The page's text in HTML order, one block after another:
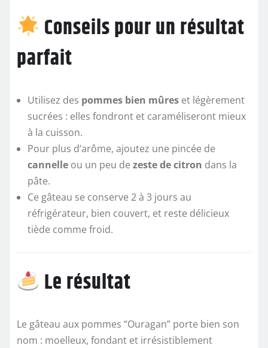
Conseils pour un résultat
parfait
Utilisez des pommes bien mûres et légèrement
sucrées : elles fondront et caraméliseront mieux
à la cuisson.
Pour plus d’arôme, ajoutez une pincée de
cannelle ou un peu de zeste de citron dans la
pâte.
Ce gâteau se conserve 2 à 3 jours au
réfrigérateur, bien couvert, et reste délicieux
tiède comme froid.
Le résultat
Le gâteau aux pommes “Ouragan” porte bien son
nom : moelleux, fondant et irrésistiblement